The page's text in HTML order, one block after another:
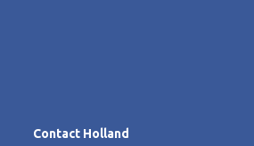
Contact Holland